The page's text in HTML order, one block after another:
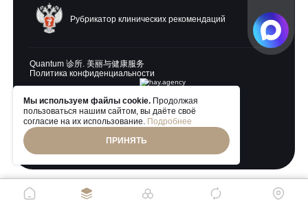
Рубрикатор клинических рекомендаций
Политика конфиденциальности
Разработка и продвижение:
Quantum 诊所. 美丽与健康服务
Мы используем файлы cookie. Продолжая
пользоваться нашим сайтом, вы даёте своё
согласие на их использование. Подробнее
ПРИНЯТЬ